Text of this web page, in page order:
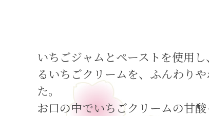
いちごジャムとペーストを使用
るいちごクリームを、ふんわり
た。
お口の中でいちごクリームの甘酸